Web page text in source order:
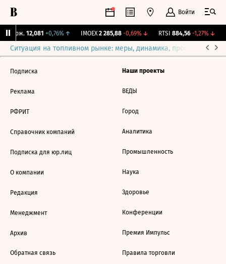
Войти
Бирж. 12,081 +0,76%↑ IMOEX 2 285,88 -0,69%↓ RTSI 884,56 -1,27%↓
Ситуация на топливном рынке: меры, динамика, прогнозы
Подписка
Реклама
РФРИТ
Справочник компаний
Подписка для юр.лиц
О компании
Редакция
Менеджмент
Архив
Обратная связь
Наши проекты
ВЕДЫ
Город
Аналитика
Промышленность
Наука
Здоровье
Конференции
Премия Импульс
Правила торговли